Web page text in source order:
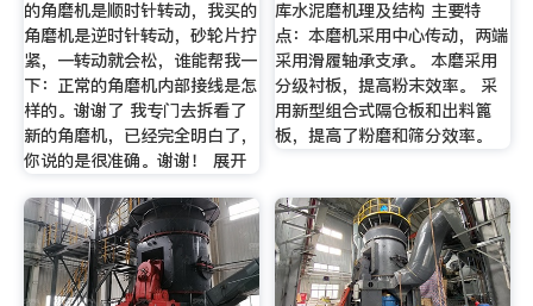
的角磨机是顺时针转动，我买的
角磨机是逆时针转动，砂轮片拧
紧，一转动就会松，谁能帮我一
下：正常的角磨机内部接线是怎
样的。谢谢了 我专门去拆看了
新的角磨机，已经完全明白了，
你说的是很准确。谢谢！ 展开
库水泥磨机理及结构 主要特
点：本磨机采用中心传动，两端
采用滑履轴承支承。 本磨采用
分级衬板，提高粉末效率。 采
用新型组合式隔仓板和出料篦
板，提高了粉磨和筛分效率。